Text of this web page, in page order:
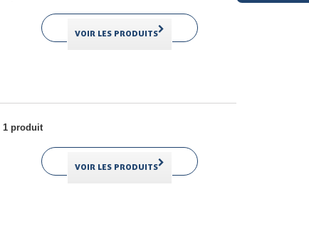
VOIR LES PRODUITS
1 produit
VOIR LES PRODUITS